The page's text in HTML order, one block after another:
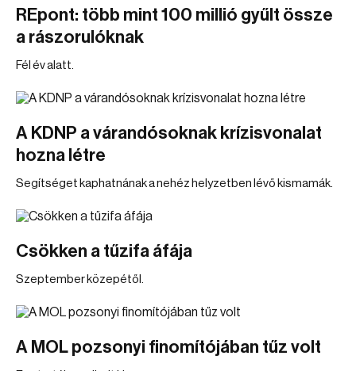
REpont: több mint 100 millió gyűlt össze
a rászorulóknak
Fél év alatt.
A KDNP a várandósoknak krízisvonalat
hozna létre
Segítséget kaphatnának a nehéz helyzetben lévő kismamák.
Csökken a tűzifa áfája
Szeptember közepétől.
A MOL pozsonyi finomítójában tűz volt